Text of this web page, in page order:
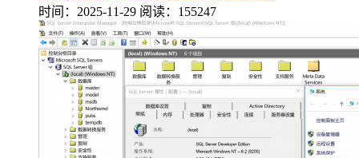
时间：2025-11-29 阅读：155247